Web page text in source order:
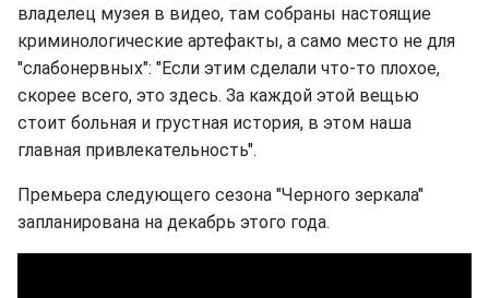
владелец музея в видео, там собраны настоящие
криминологические артефакты, а само место не для
"слабонервных": "Если этим сделали что-то плохое,
скорее всего, это здесь. За каждой этой вещью
стоит больная и грустная история, в этом наша
главная привлекательность".
Премьера следующего сезона "Черного зеркала"
запланирована на декабрь этого года.